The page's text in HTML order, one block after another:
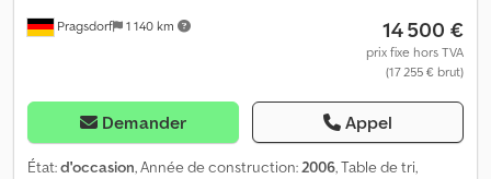
Pragsdorf 1 140 km 14 500 €
prix fixe hors TVA
(17 255 € brut)
Demander Appel
État:d'occasion, Année de construction:2006, Table de tri,